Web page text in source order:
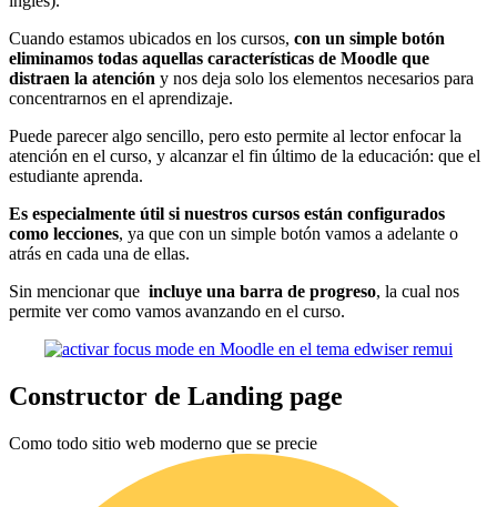
Cuando estamos ubicados en los cursos, con un simple botón
eliminamos todas aquellas características de Moodle que
distraen la atención y nos deja solo los elementos necesarios para
concentrarnos en el aprendizaje.
Puede parecer algo sencillo, pero esto permite al lector enfocar la
atención en el curso, y alcanzar el fin último de la educación: que el
estudiante aprenda.
Es especialmente útil si nuestros cursos están configurados
como lecciones, ya que con un simple botón vamos a adelante o
atrás en cada una de ellas.
Sin mencionar que incluye una barra de progreso, la cual nos
permite ver como vamos avanzando en el curso.
Constructor de Landing page
Como todo sitio web moderno que se precie